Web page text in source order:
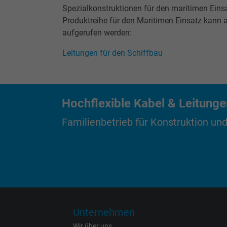
Zweck
Enthält die
gewählten Tracking-
Optin-Einstellungen.
Zweck
Spezialkonstruktionen für den maritimen
Produktreihe für den Maritimen Einsatz kann
aufgerufen werden:
Leitungen für den Schiffbau
Hochflexible Kabel &
Familienbetrieb für Konstruktion
Unternehmen